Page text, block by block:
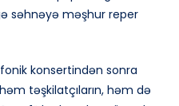
səhnəyə məşhur reper
konsertindən sonra
təşkilatçıların, həm də